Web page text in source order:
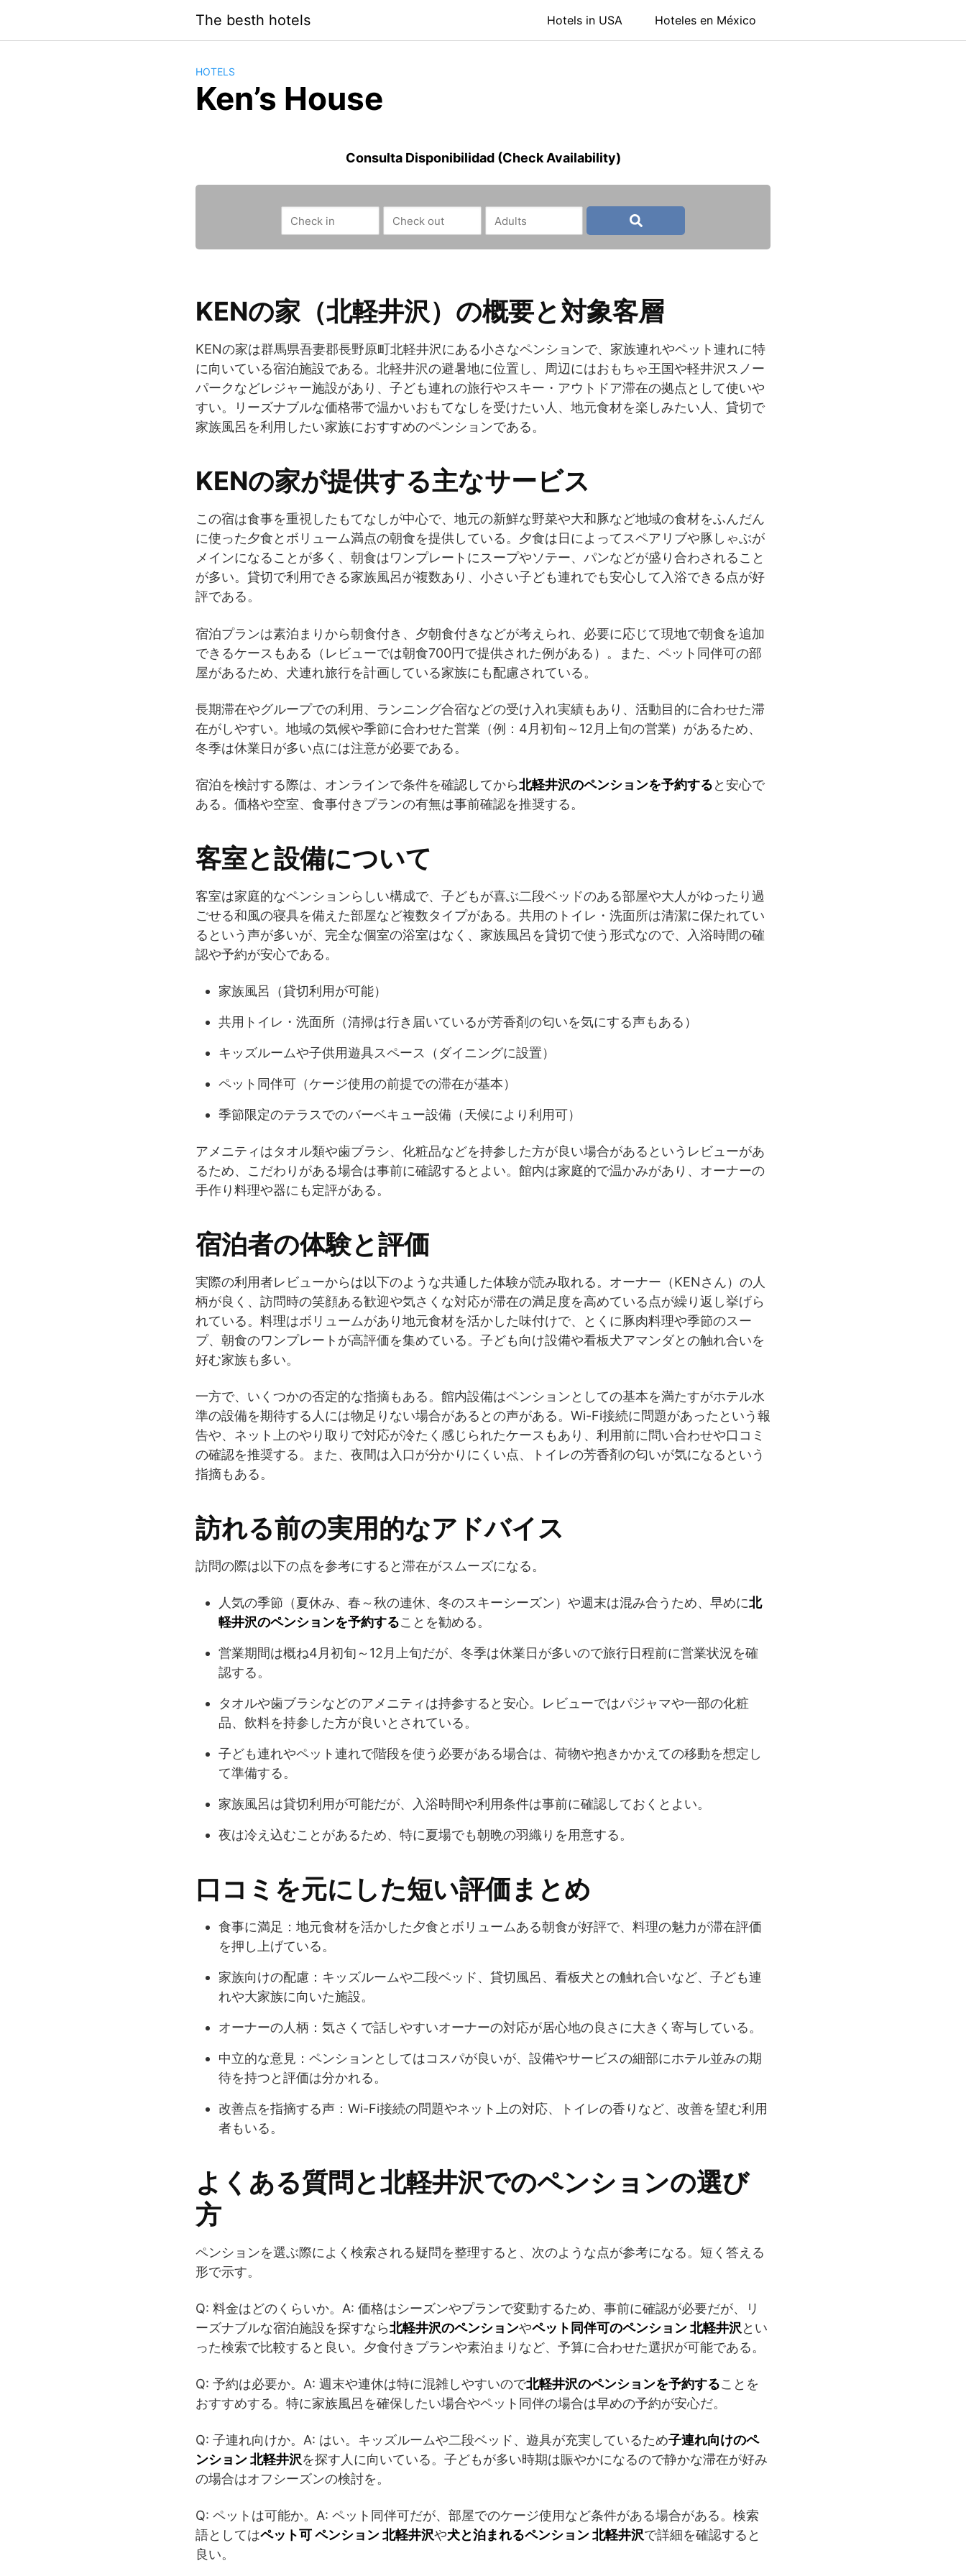
contenido
The besth hotels Hotels in USA Hoteles en México
HOTELS
Ken’s House
Consulta Disponibilidad (Check Availability)
KENの家（北軽井沢）の概要と対象客層
KENの家は群馬県吾妻郡長野原町北軽井沢にある小さなペンションで、家族連れやペット連れに特
に向いている宿泊施設である。北軽井沢の避暑地に位置し、周辺にはおもちゃ王国や軽井沢スノー
パークなどレジャー施設があり、子ども連れの旅行やスキー・アウトドア滞在の拠点として使いや
すい。リーズナブルな価格帯で温かいおもてなしを受けたい人、地元食材を楽しみたい人、貸切で
家族風呂を利用したい家族におすすめのペンションである。
KENの家が提供する主なサービス
この宿は食事を重視したもてなしが中心で、地元の新鮮な野菜や大和豚など地域の食材をふんだん
に使った夕食とボリューム満点の朝食を提供している。夕食は日によってスペアリブや豚しゃぶが
メインになることが多く、朝食はワンプレートにスープやソテー、パンなどが盛り合わされること
が多い。貸切で利用できる家族風呂が複数あり、小さい子ども連れでも安心して入浴できる点が好
評である。
宿泊プランは素泊まりから朝食付き、夕朝食付きなどが考えられ、必要に応じて現地で朝食を追加
できるケースもある（レビューでは朝食700円で提供された例がある）。また、ペット同伴可の部
屋があるため、犬連れ旅行を計画している家族にも配慮されている。
長期滞在やグループでの利用、ランニング合宿などの受け入れ実績もあり、活動目的に合わせた滞
在がしやすい。地域の気候や季節に合わせた営業（例：4月初旬～12月上旬の営業）があるため、
冬季は休業日が多い点には注意が必要である。
宿泊を検討する際は、オンラインで条件を確認してから北軽井沢のペンションを予約すると安心で
ある。価格や空室、食事付きプランの有無は事前確認を推奨する。
客室と設備について
客室は家庭的なペンションらしい構成で、子どもが喜ぶ二段ベッドのある部屋や大人がゆったり過
ごせる和風の寝具を備えた部屋など複数タイプがある。共用のトイレ・洗面所は清潔に保たれてい
るという声が多いが、完全な個室の浴室はなく、家族風呂を貸切で使う形式なので、入浴時間の確
認や予約が安心である。
家族風呂（貸切利用が可能）
共用トイレ・洗面所（清掃は行き届いているが芳香剤の匂いを気にする声もある）
キッズルームや子供用遊具スペース（ダイニングに設置）
ペット同伴可（ケージ使用の前提での滞在が基本）
季節限定のテラスでのバーベキュー設備（天候により利用可）
アメニティはタオル類や歯ブラシ、化粧品などを持参した方が良い場合があるというレビューがあ
るため、こだわりがある場合は事前に確認するとよい。館内は家庭的で温かみがあり、オーナーの
手作り料理や器にも定評がある。
宿泊者の体験と評価
実際の利用者レビューからは以下のような共通した体験が読み取れる。オーナー（KENさん）の人
柄が良く、訪問時の笑顔ある歓迎や気さくな対応が滞在の満足度を高めている点が繰り返し挙げら
れている。料理はボリュームがあり地元食材を活かした味付けで、とくに豚肉料理や季節のスー
プ、朝食のワンプレートが高評価を集めている。子ども向け設備や看板犬アマンダとの触れ合いを
好む家族も多い。
一方で、いくつかの否定的な指摘もある。館内設備はペンションとしての基本を満たすがホテル水
準の設備を期待する人には物足りない場合があるとの声がある。Wi-Fi接続に問題があったという報
告や、ネット上のやり取りで対応が冷たく感じられたケースもあり、利用前に問い合わせや口コミ
の確認を推奨する。また、夜間は入口が分かりにくい点、トイレの芳香剤の匂いが気になるという
指摘もある。
訪れる前の実用的なアドバイス
訪問の際は以下の点を参考にすると滞在がスムーズになる。
人気の季節（夏休み、春～秋の連休、冬のスキーシーズン）や週末は混み合うため、早めに北
軽井沢のペンションを予約することを勧める。
営業期間は概ね4月初旬～12月上旬だが、冬季は休業日が多いので旅行日程前に営業状況を確
認する。
タオルや歯ブラシなどのアメニティは持参すると安心。レビューではパジャマや一部の化粧
品、飲料を持参した方が良いとされている。
子ども連れやペット連れで階段を使う必要がある場合は、荷物や抱きかかえての移動を想定し
て準備する。
家族風呂は貸切利用が可能だが、入浴時間や利用条件は事前に確認しておくとよい。
夜は冷え込むことがあるため、特に夏場でも朝晩の羽織りを用意する。
口コミを元にした短い評価まとめ
食事に満足：地元食材を活かした夕食とボリュームある朝食が好評で、料理の魅力が滞在評価
を押し上げている。
家族向けの配慮：キッズルームや二段ベッド、貸切風呂、看板犬との触れ合いなど、子ども連
れや大家族に向いた施設。
オーナーの人柄：気さくで話しやすいオーナーの対応が居心地の良さに大きく寄与している。
中立的な意見：ペンションとしてはコスパが良いが、設備やサービスの細部にホテル並みの期
待を持つと評価は分かれる。
改善点を指摘する声：Wi-Fi接続の問題やネット上の対応、トイレの香りなど、改善を望む利用
者もいる。
よくある質問と北軽井沢でのペンションの選び
方
ペンションを選ぶ際によく検索される疑問を整理すると、次のような点が参考になる。短く答える
形で示す。
Q: 料金はどのくらいか。A: 価格はシーズンやプランで変動するため、事前に確認が必要だが、リ
ーズナブルな宿泊施設を探すなら北軽井沢のペンションやペット同伴可のペンション 北軽井沢 とい
った検索で比較すると良い。夕食付きプランや素泊まりなど、予算に合わせた選択が可能である。
Q: 予約は必要か。A: 週末や連休は特に混雑しやすいので北軽井沢のペンションを予約することを
おすすめする。特に家族風呂を確保したい場合やペット同伴の場合は早めの予約が安心だ。
Q: 子連れ向けか。A: はい。キッズルームや二段ベッド、遊具が充実しているため子連れ向けのペ
ンション 北軽井沢を探す人に向いている。子どもが多い時期は賑やかになるので静かな滞在が好み
の場合はオフシーズンの検討を。
Q: ペットは可能か。A: ペット同伴可だが、部屋でのケージ使用など条件がある場合がある。検索
語としてはペット可 ペンション 北軽井沢や犬と泊まれるペンション 北軽井沢で詳細を確認すると
良い。